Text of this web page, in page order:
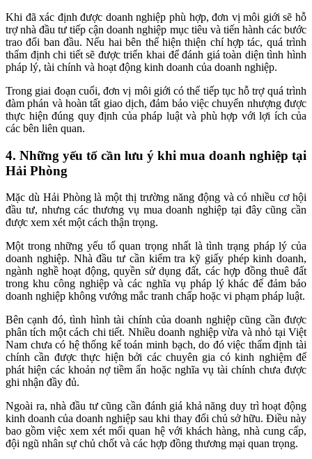
Khi đã xác định được doanh nghiệp phù hợp, đơn vị môi giới sẽ hỗ
trợ nhà đầu tư tiếp cận doanh nghiệp mục tiêu và tiến hành các bước
trao đổi ban đầu. Nếu hai bên thể hiện thiện chí hợp tác, quá trình
thẩm định chi tiết sẽ được triển khai để đánh giá toàn diện tình hình
pháp lý, tài chính và hoạt động kinh doanh của doanh nghiệp.
Trong giai đoạn cuối, đơn vị môi giới có thể tiếp tục hỗ trợ quá trình
đàm phán và hoàn tất giao dịch, đảm bảo việc chuyển nhượng được
thực hiện đúng quy định của pháp luật và phù hợp với lợi ích của
các bên liên quan.
4. Những yếu tố cần lưu ý khi mua doanh nghiệp tại
Hải Phòng
Mặc dù Hải Phòng là một thị trường năng động và có nhiều cơ hội
đầu tư, nhưng các thương vụ mua doanh nghiệp tại đây cũng cần
được xem xét một cách thận trọng.
Một trong những yếu tố quan trọng nhất là tình trạng pháp lý của
doanh nghiệp. Nhà đầu tư cần kiểm tra kỹ giấy phép kinh doanh,
ngành nghề hoạt động, quyền sử dụng đất, các hợp đồng thuê đất
trong khu công nghiệp và các nghĩa vụ pháp lý khác để đảm bảo
doanh nghiệp không vướng mắc tranh chấp hoặc vi phạm pháp luật.
Bên cạnh đó, tình hình tài chính của doanh nghiệp cũng cần được
phân tích một cách chi tiết. Nhiều doanh nghiệp vừa và nhỏ tại Việt
Nam chưa có hệ thống kế toán minh bạch, do đó việc thẩm định tài
chính cần được thực hiện bởi các chuyên gia có kinh nghiệm để
phát hiện các khoản nợ tiềm ẩn hoặc nghĩa vụ tài chính chưa được
ghi nhận đầy đủ.
Ngoài ra, nhà đầu tư cũng cần đánh giá khả năng duy trì hoạt động
kinh doanh của doanh nghiệp sau khi thay đổi chủ sở hữu. Điều này
bao gồm việc xem xét mối quan hệ với khách hàng, nhà cung cấp,
đội ngũ nhân sự chủ chốt và các hợp đồng thương mại quan trọng.